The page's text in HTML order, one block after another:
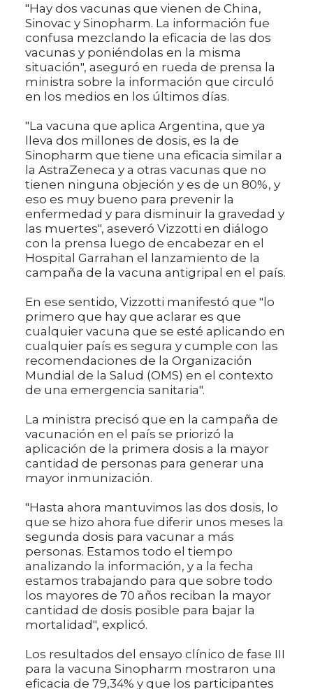
"Hay dos vacunas que vienen de China,
Sinovac y Sinopharm. La información fue
confusa mezclando la eficacia de las dos
vacunas y poniéndolas en la misma
situación", aseguró en rueda de prensa la
ministra sobre la información que circuló
en los medios en los últimos días.
"La vacuna que aplica Argentina, que ya
lleva dos millones de dosis, es la de
Sinopharm que tiene una eficacia similar a
la AstraZeneca y a otras vacunas que no
tienen ninguna objeción y es de un 80%, y
eso es muy bueno para prevenir la
enfermedad y para disminuir la gravedad y
las muertes", aseveró Vizzotti en diálogo
con la prensa luego de encabezar en el
Hospital Garrahan el lanzamiento de la
campaña de la vacuna antigripal en el país.
En ese sentido, Vizzotti manifestó que "lo
primero que hay que aclarar es que
cualquier vacuna que se esté aplicando en
cualquier país es segura y cumple con las
recomendaciones de la Organización
Mundial de la Salud (OMS) en el contexto
de una emergencia sanitaria".
La ministra precisó que en la campaña de
vacunación en el país se priorizó la
aplicación de la primera dosis a la mayor
cantidad de personas para generar una
mayor inmunización.
"Hasta ahora mantuvimos las dos dosis, lo
que se hizo ahora fue diferir unos meses la
segunda dosis para vacunar a más
personas. Estamos todo el tiempo
analizando la información, y a la fecha
estamos trabajando para que sobre todo
los mayores de 70 años reciban la mayor
cantidad de dosis posible para bajar la
mortalidad", explicó.
Los resultados del ensayo clínico de fase III
para la vacuna Sinopharm mostraron una
eficacia de 79,34% y que los participantes